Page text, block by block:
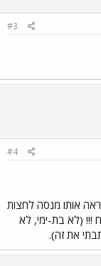
#3
#4
אותו מנסה לחצות
!!! (לא בת-ימי, לא
את זה).